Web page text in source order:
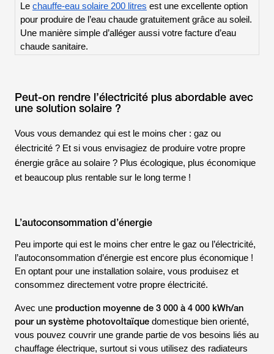
Le chauffe-eau solaire 200 litres est une excellente option
pour produire de l’eau chaude gratuitement grâce au soleil.
Une manière simple d’alléger aussi votre facture d’eau
chaude sanitaire.
Peut-on rendre l’électricité plus abordable avec
une solution solaire ?
Vous vous demandez qui est le moins cher : gaz ou
électricité ? Et si vous envisagiez de produire votre propre
énergie grâce au solaire ? Plus écologique, plus économique
et beaucoup plus rentable sur le long terme !
L’autoconsommation d’énergie
Peu importe qui est le moins cher entre le gaz ou l’électricité,
l’autoconsommation d’énergie est encore plus économique !
En optant pour une installation solaire, vous produisez et
consommez directement votre propre électricité.
Avec une production moyenne de 3 000 à 4 000 kWh/an
pour un système photovoltaïque domestique bien orienté,
vous pouvez couvrir une grande partie de vos besoins liés au
chauffage électrique, surtout si vous utilisez des radiateurs